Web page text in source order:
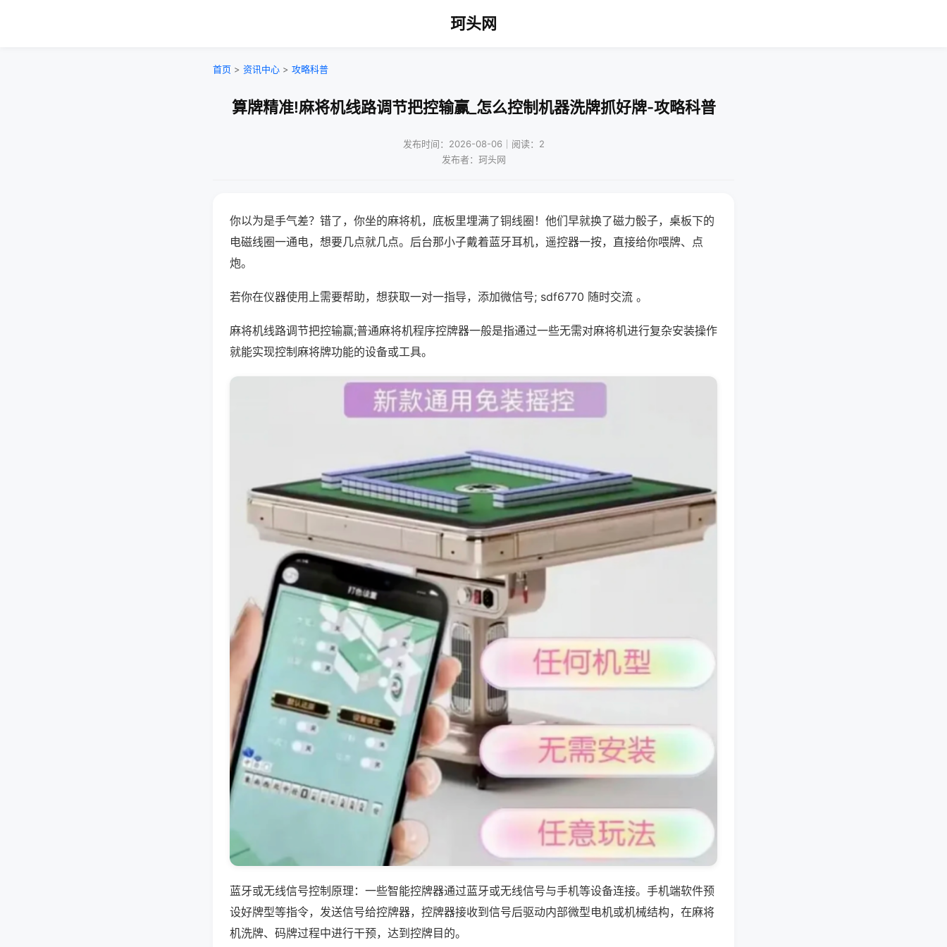
珂头网
首页 > 资讯中心 > 攻略科普
算牌精准!麻将机线路调节把控输赢_怎么控制机器洗牌抓好牌-攻略科普
发布时间：2026-08-06｜阅读：2
发布者：珂头网
你以为是手气差？错了，你坐的麻将机，底板里埋满了铜线圈！他们早就换了磁力骰子，桌板下的
电磁线圈一通电，想要几点就几点。后台那小子戴着蓝牙耳机，遥控器一按，直接给你喂牌、点
炮。
若你在仪器使用上需要帮助，想获取一对一指导，添加微信号; sdf6770 随时交流 。
麻将机线路调节把控输赢;普通麻将机程序控牌器一般是指通过一些无需对麻将机进行复杂安装操作
就能实现控制麻将牌功能的设备或工具。
蓝牙或无线信号控制原理：一些智能控牌器通过蓝牙或无线信号与手机等设备连接。手机端软件预
设好牌型等指令，发送信号给控牌器，控牌器接收到信号后驱动内部微型电机或机械结构，在麻将
机洗牌、码牌过程中进行干预，达到控牌目的。